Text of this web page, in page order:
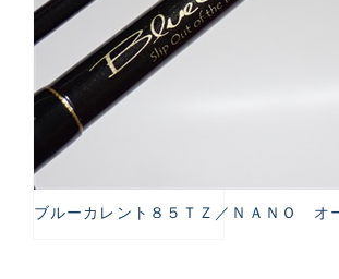
ブルーカレント８５ＴＺ／ＮＡＮＯ オ